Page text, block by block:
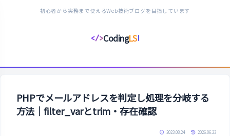
初心者から実務まで使えるWeb技術ブログを目指しています
</>CodingLS
コ
デ
ン
グ
PHPでメールアドレスを判定し処理を分岐する
方法｜filter_varとtrim・存在確認
2023.08.24 2026.06.23